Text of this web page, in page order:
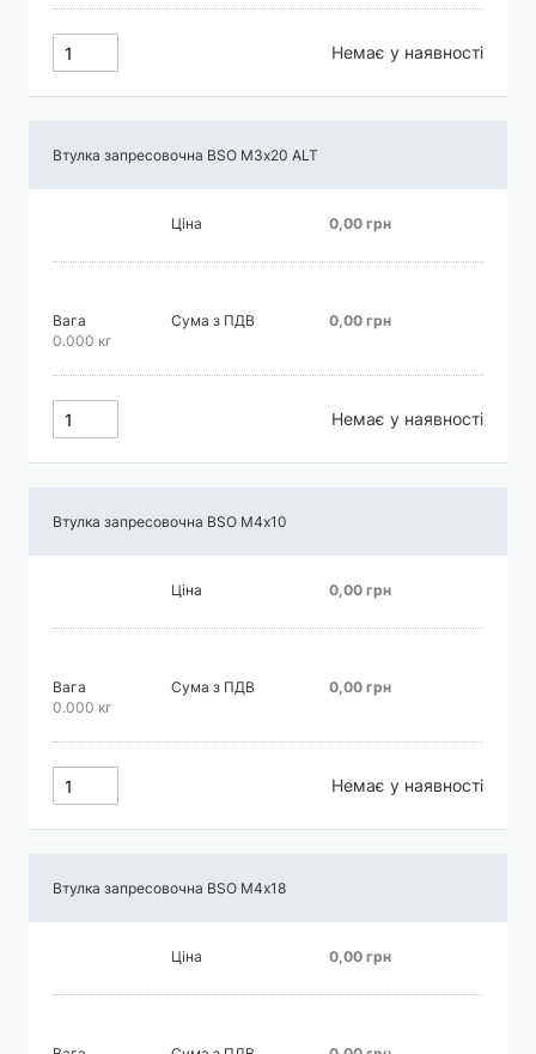
Немає у наявності
Втулка запресовочна BSO М3х20 АLT
Ціна 0,00 грн
Вага
0.000 кг
Сума з ПДВ 0,00 грн
Немає у наявності
Втулка запресовочна BSO М4х10
Ціна 0,00 грн
Вага
0.000 кг
Сума з ПДВ 0,00 грн
Немає у наявності
Втулка запресовочна BSO М4х18
Ціна 0,00 грн